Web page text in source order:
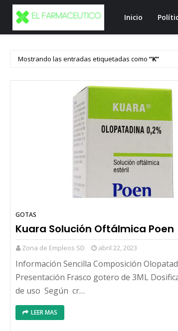
Inicio
Mostrando las entradas etiquetadas como K
GOTAS
Kuara Solución Oftálmica Poen
Zona de Empleos SD abril 22, 2023
Información Sencilla Composición
Presentación Frasco gotero de 3ML
de uso Según cr…
LEER MAS